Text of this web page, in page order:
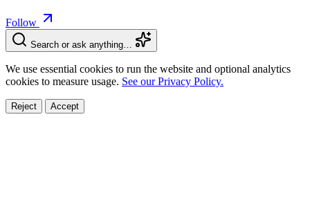
Follow
Search or ask anything…
We use essential cookies to run the website and optional analytics
cookies to measure usage. See our Privacy Policy.
Reject Accept